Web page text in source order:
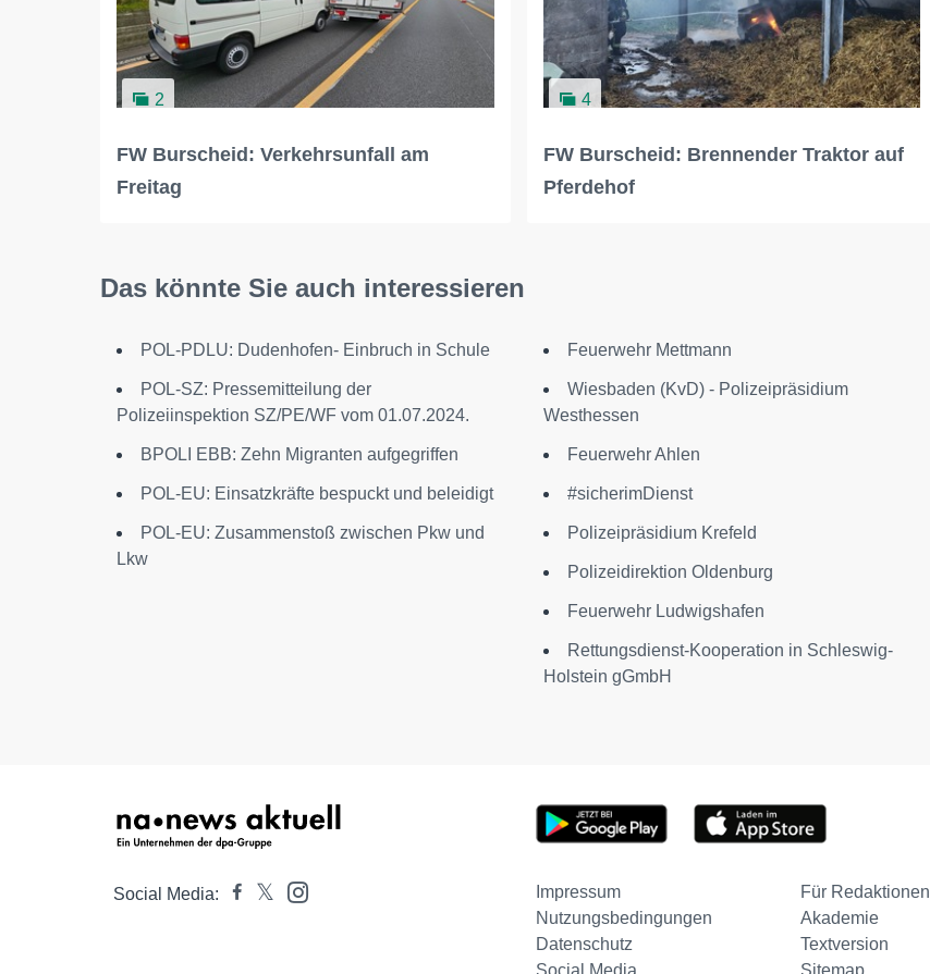
2
FW Burscheid: Verkehrsunfall am
Freitag
4
FW Burscheid: Brennender Traktor auf
Pferdehof
Das könnte Sie auch interessieren
POL-PDLU: Dudenhofen- Einbruch in Schule
POL-SZ: Pressemitteilung der
Polizeiinspektion SZ/PE/WF vom 01.07.2024.
BPOLI EBB: Zehn Migranten aufgegriffen
POL-EU: Einsatzkräfte bespuckt und beleidigt
POL-EU: Zusammenstoß zwischen Pkw und
Lkw
Feuerwehr Mettmann
Wiesbaden (KvD) - Polizeipräsidium
Westhessen
Feuerwehr Ahlen
#sicherimDienst
Polizeipräsidium Krefeld
Polizeidirektion Oldenburg
Feuerwehr Ludwigshafen
Rettungsdienst-Kooperation in Schleswig-
Holstein gGmbH
Social Media: Impressum Für Redaktionen
Nutzungsbedingungen
Akademie
Datenschutz
Textversion